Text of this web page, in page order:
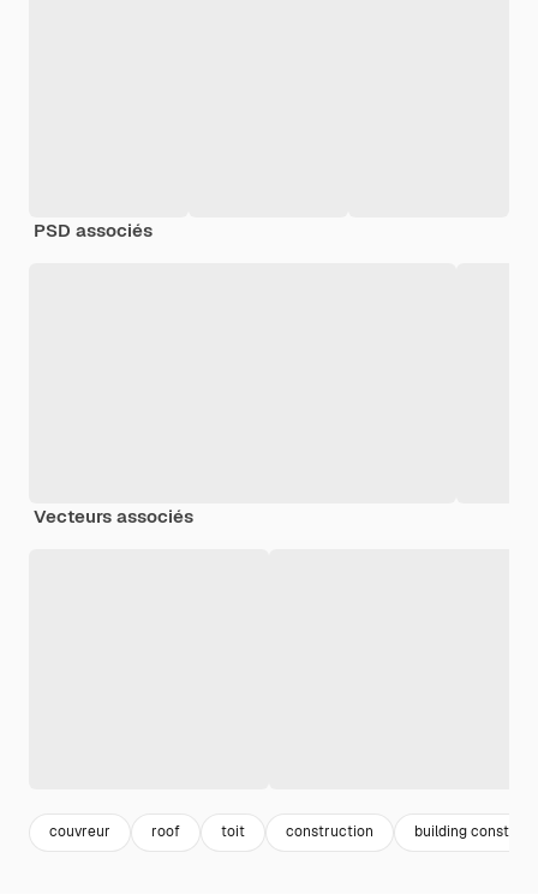
PSD associés
Vecteurs associés
couvreur roof toit construction building